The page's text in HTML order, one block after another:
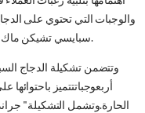
والوجبات التي تحتوي على
سبايسي تشيكن ماك ناجتس وسبايسي تشيكن برجر لفترة محدودة.
وتتضمن تشكيلة الدجاج
أربعوجباتتتميز
الحارة.وتشمل التشكيلة"